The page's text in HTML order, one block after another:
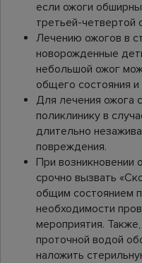
если ожоги
третьей-
Лечению ожогов в
новорожденные
небольшой ожог
общего состояния
Для лечения ожога
поликлинику в
длительно
повреждения.
При возникновении
срочно вызвать
общим состоянием
необходимости
мероприятия.
проточной водой
наложить